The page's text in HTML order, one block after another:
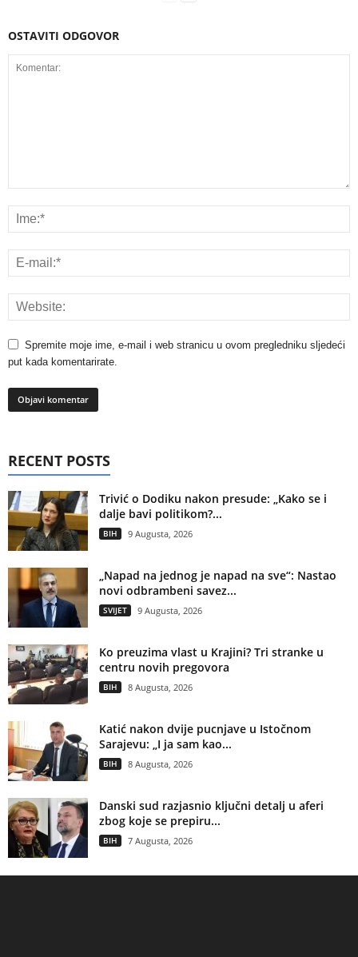
OSTAVITI ODGOVOR
Spremite moje ime, e-mail i web stranicu u ovom pregledniku sljedeći
put kada komentarirate.
RECENT POSTS
Trivić o Dodiku nakon presude: „Kako se i
dalje bavi politikom?...
BIH 9 Augusta, 2026
„Napad na jednog je napad na sve“: Nastao
novi odbrambeni savez...
SVIJET 9 Augusta, 2026
Ko preuzima vlast u Krajini? Tri stranke u
centru novih pregovora
BIH 8 Augusta, 2026
Katić nakon dvije pucnjave u Istočnom
Sarajevu: „I ja sam kao...
BIH 8 Augusta, 2026
Danski sud razjasnio ključni detalj u aferi
zbog koje se prepiru...
BIH 7 Augusta, 2026